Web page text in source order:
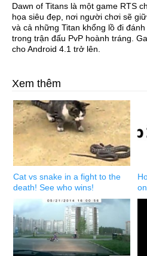
Dawn of Titans là một game RTS
họa siêu đẹp, nơi người chơi sẽ
và cả những Titan khổng lồ đi
trong trận đấu PvP hoành tráng.
cho Android 4.1 trở lên.
Xem thêm
Cat vs snake in a fight to the
death! See who wins!